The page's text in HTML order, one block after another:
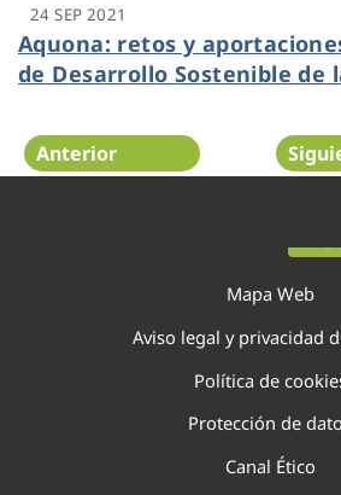
24 SEP 2021
Aquona: retos y
de Desarrollo Sostenible de
Anterior
Mapa Web
Aviso legal y privacidad
Política de
Protección de
Canal Ético